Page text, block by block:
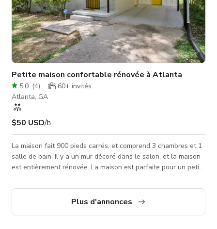
Petite maison confortable rénovée à Atlanta
5.0 (4) 60+ invités
Atlanta, GA
$50 USD/h
La maison fait 900 pieds carrés, et comprend 3 chambres et 1
salle de bain. Il y a un mur décoré dans le salon, et la maison
est entièrement rénovée. La maison est parfaite pour un petit
Plus d'annonces